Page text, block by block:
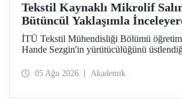
Tekstil Kaynaklı Mikrolif
Bütüncül Yaklaşımla
Azaltım Stratejileri
TÜBİTAK Desteği
İTÜ Tekstil Mühendisliği Bölümü
Hande Sezgin'in yürütücülüğünü
Koşullarına Bağlı Mikrolif Salımı:
05 Ağu 2026 Akademik